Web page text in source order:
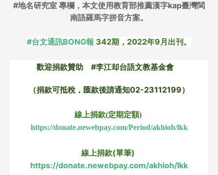
#地名研究室 專欄， 本文使用教育部推薦漢字kap臺灣閩
南語羅馬字拼音方案。
#台文通訊BONG報 342期，2022年9月出刊。
歡迎捐款贊助　#李江却台語文教基金會
（捐款可抵稅，匯款後請通知02-23112199）
https://donate.newebpay.com/Period/akhioh/lkk
https://donate.newebpay.com/akhioh/lkk